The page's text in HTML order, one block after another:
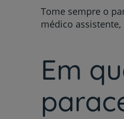
Tome sempre o
médico
Em